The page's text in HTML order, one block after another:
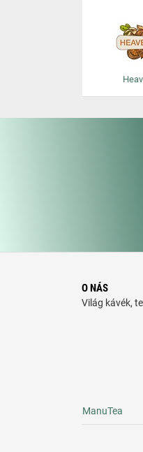
O NÁS
Világ kávék,
ManuTea